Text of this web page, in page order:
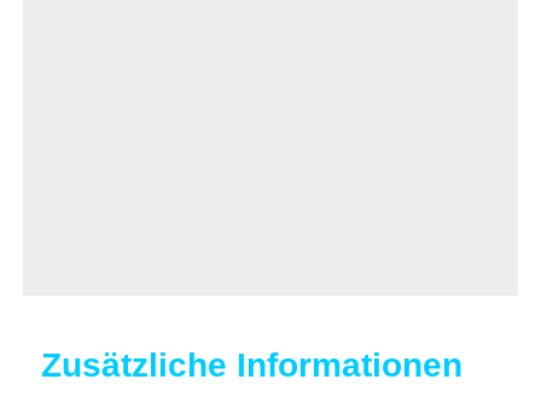
Zusätzliche Informationen